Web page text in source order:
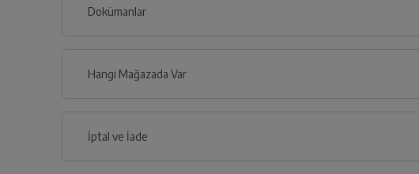
Dokümanlar
Hangi Mağazada Var
İptal ve İade